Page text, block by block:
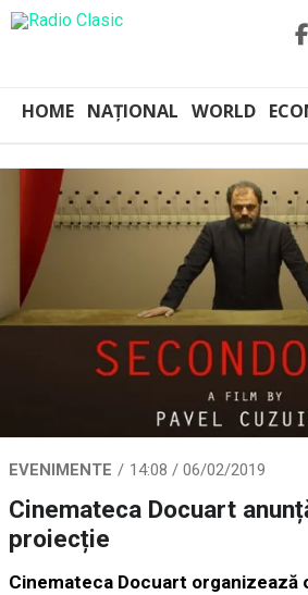
HOME NAȚIONAL WORLD
EVENIMENTE 14:08 / 06/02/2019
Cinemateca Docuart
proiecție
Cinemateca Docuart organizează